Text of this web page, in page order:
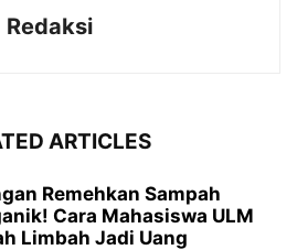
Redaksi
ARTICLES
Remehkan Sampah
Cara Mahasiswa ULM
Limbah Jadi Uang